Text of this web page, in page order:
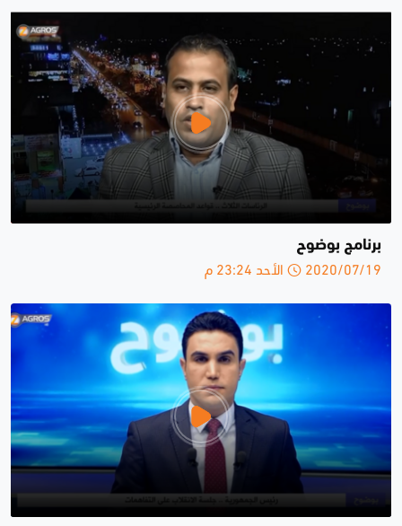
برنامج بوضوح
2020/07/19 الأحد 23:24 م